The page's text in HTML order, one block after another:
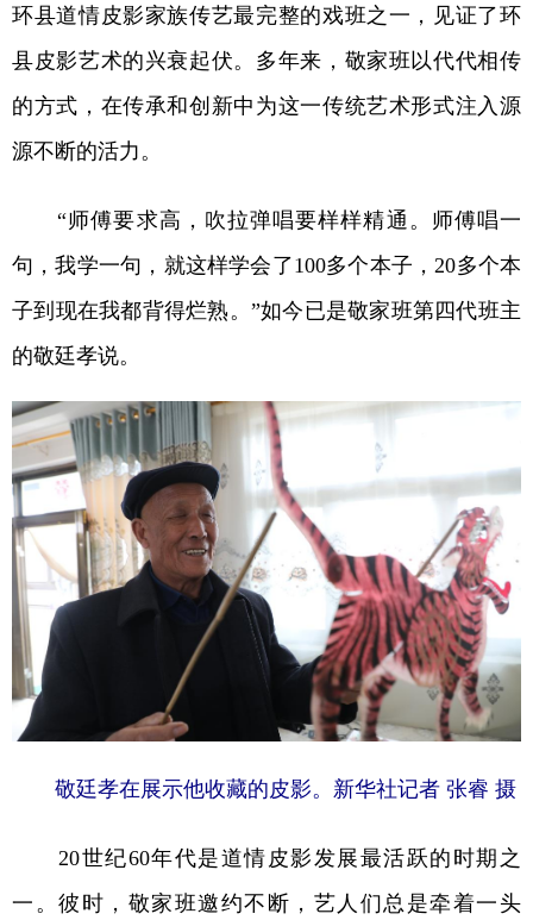
环县道情皮影家族传艺最完整的戏班之一，见证了环
县皮影艺术的兴衰起伏。多年来，敬家班以代代相传
的方式，在传承和创新中为这一传统艺术形式注入源
源不断的活力。
“师傅要求高，吹拉弹唱要样样精通。师傅唱一
句，我学一句，就这样学会了100多个本子，20多个本
子到现在我都背得烂熟。”如今已是敬家班第四代班主
的敬廷孝说。
敬廷孝在展示他收藏的皮影。新华社记者 张睿 摄
20世纪60年代是道情皮影发展最活跃的时期之
一。彼时，敬家班邀约不断，艺人们总是牵着一头